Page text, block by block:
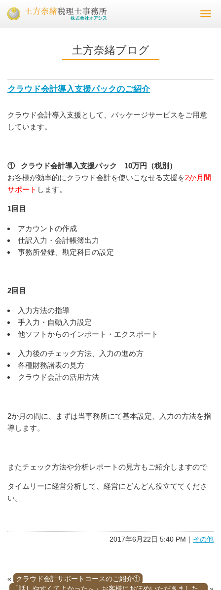
土方奈緒ブログ
クラウド会計導入支援パックのご紹介
クラウド会計導入支援として、パッケージサービスをご用意
しています。
① クラウド会計導入支援パック 10万円（税別）
お客様が効率的にクラウド会計を使いこなせる支援を2か月間
サポート します。
1回目
アカウントの作成
仕訳入力・会計帳簿出力
事務所登録、勘定科目の設定
2回目
入力方法の指導
手入力・自動入力設定
他ソフトからのインポート・エクスポート
入力後のチェック方法、入力の進め方
各種財務諸表の見方
クラウド会計の活用方法
2か月の間に、まずは当事務所にて基本設定、入力の方法を指
導します。
またチェック方法や分析レポートの見方もご紹介しますので
タイムリーに経営分析して、経営にどんどん役立ててくださ
い。
2017年6月22日 5:40 PM｜ その他
«
クラウド会計サポートコースのご紹介①